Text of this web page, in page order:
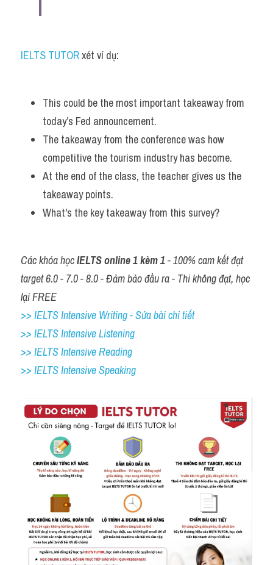
IELTS TUTOR xét ví dụ:
This could be the most important takeaway from
today’s Fed announcement.
The takeaway from the conference was how
competitive the tourism industry has become.
At the end of the class, the teacher gives us the
takeaway points.
What's the key takeaway from this survey?
Các khóa học IELTS online 1 kèm 1 - 100% cam kết đạt
target 6.0 - 7.0 - 8.0 - Đảm bảo đầu ra - Thi không đạt, học
lại FREE
>> IELTS Intensive Writing - Sửa bài chi tiết
>> IELTS Intensive Listening
>> IELTS Intensive Reading
>> IELTS Intensive Speaking